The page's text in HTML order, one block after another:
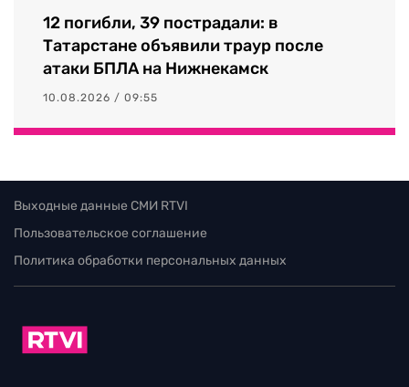
12 погибли, 39 пострадали: в
Татарстане объявили траур после
атаки БПЛА на Нижнекамск
10.08.2026 / 09:55
Выходные данные СМИ RTVI
Пользовательское соглашение
Политика обработки персональных данных